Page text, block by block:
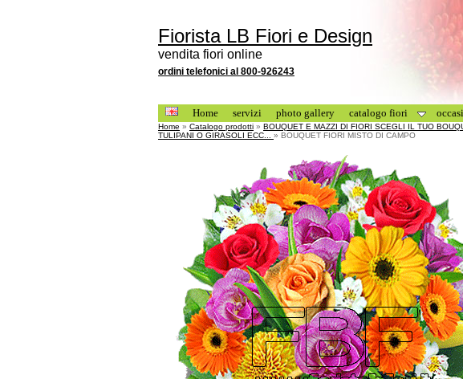
Fiorista LB Fiori e Design
vendita fiori online
ordini telefonici al 800-926243
Home servizi photo gallery catalogo fiori
Home » Catalogo prodotti » BOUQUET E MAZZI DI FIORI SCEGLI IL TUO
TULIPANI O GIRASOLI ECC... » BOUQUET FIORI MISTO DI CAMPO